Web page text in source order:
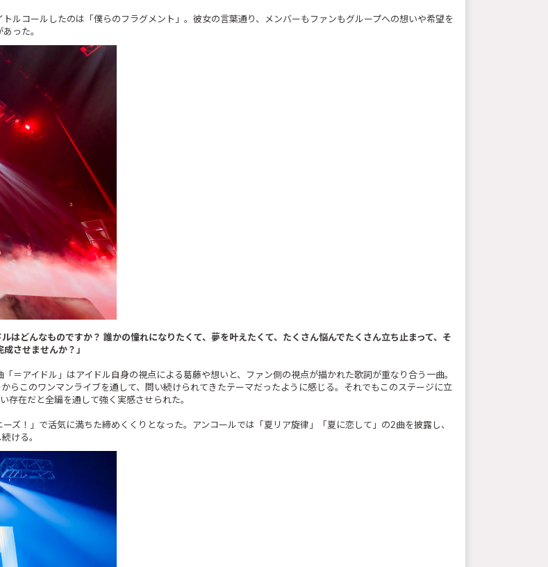
ルコールしたのは「僕らのフラグメント」。彼女の言葉通り、メンバーもファンもグループへの想いや希望を
った。
はどんなものですか？ 誰かの憧れになりたくて、夢を叶えたくて、たくさん悩んでたくさん立ち止まって、そ
させませんか？」
＝アイドル」はアイドル自身の視点による葛藤や想いと、ファン側の視点が描かれた歌詞が重なり合う一曲。
らこのワンマンライブを通して、問い続けられてきたテーマだったように感じる。それでもこのステージに立
存在だと全編を通して強く実感させられた。
ズ！」で活気に満ちた締めくくりとなった。アンコールでは「夏リア旋律」「夏に恋して」の2曲を披露し、
ける。